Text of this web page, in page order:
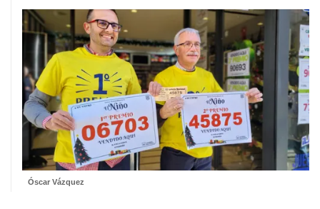
Óscar Vázquez